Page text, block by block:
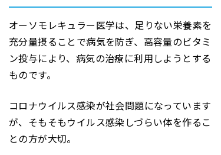
オーソモレキュラー医学は、足りない栄養素を
充分量摂ることで病気を防ぎ、高容量のビタミ
ン投与により、病気の治療に利用しようとする
ものです。
コロナウイルス感染が社会問題になっています
が、そもそもウイルス感染しづらい体を作るこ
との方が大切。